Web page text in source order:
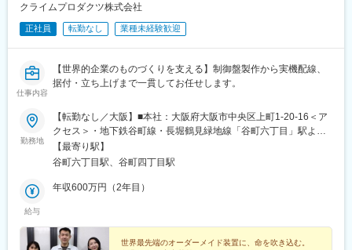
クライムプロダクツ株式会社
正社員 転勤なし 業種未経験歓迎
仕事内容
【世界的企業のものづくりを支える】制御盤製作から実機配線、
据付・立ち上げまで一貫してお任せします。
勤務地
【転勤なし／大阪】■本社：大阪府大阪市中央区上町1-20-16＜ア
クセス＞・地下鉄谷町線・長堀鶴見緑地線「谷町六丁目」駅より
徒歩9分・JR環状線・長堀鶴見緑地線「玉造」駅より徒歩16分※案
件によって、第一工場（本社より徒歩1分）・第二工場（東大阪
煙、屋外喫煙可能場所あり）
【最寄り駅】
谷町六丁目駅、谷町四丁目駅
給与
年収600万円（2年目）
世界最先端のオーダーメイド装置に、命を吹き込む。